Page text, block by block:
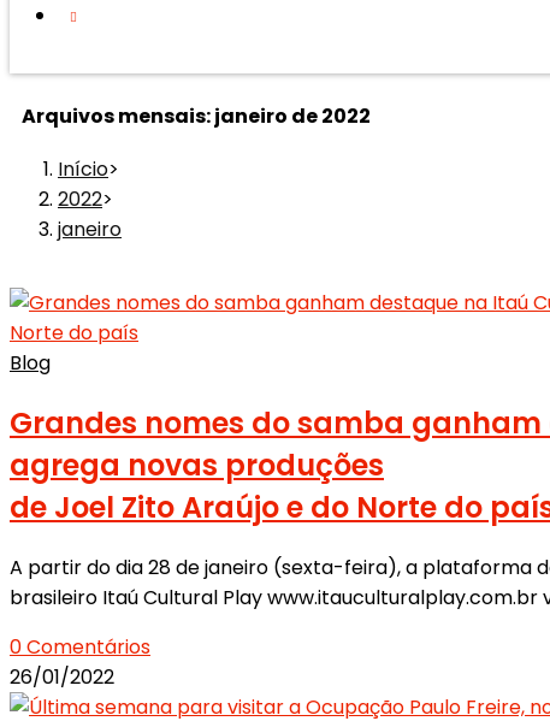
Arquivos mensais: janeiro de 2022
Início>
2022>
janeiro
Blog
Grandes nomes do samba
agrega novas produções
de Joel Zito Araújo e do Norte do
A partir do dia 28 de janeiro (sexta-feira), a plataforma
brasileiro Itaú Cultural Play
0 Comentários
26/01/2022